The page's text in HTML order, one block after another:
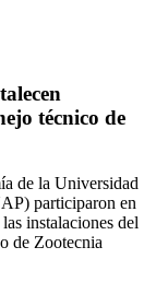
técnico de
de la Universidad
participaron en
instalaciones del
de Zootecnia